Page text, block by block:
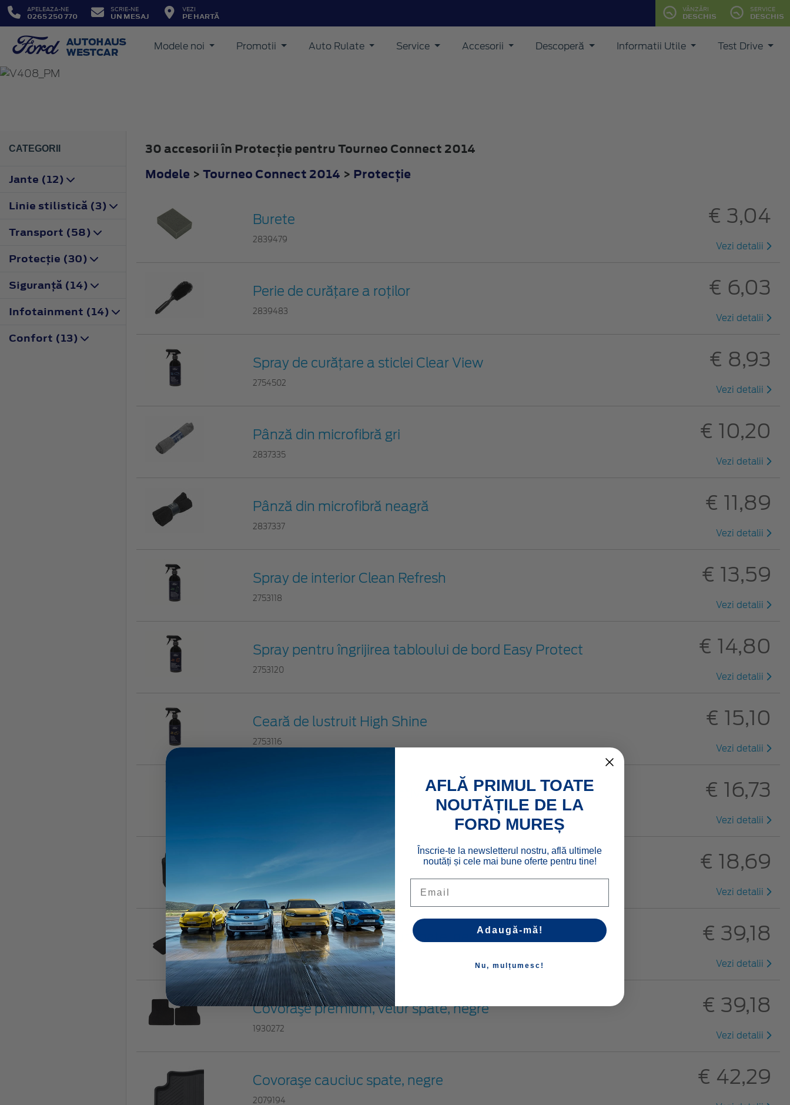
APELEAZA-NE
0265 250 770
SCRIE-NE
UN MESAJ
VEZI
PE HARTĂ
VÂNZĂRI
DESCHIS
SERVICE
DESCHIS
Modele noi Promotii Auto Rulate Service Accesorii Descoperă Informatii Utile Test Drive
TOURNEO CONNECT
CATEGORII
Jante (12)
Linie stilistică (3)
Transport (58)
Protecţie (30)
Siguranţă (14)
Infotainment (14)
Confort (13)
30 accesorii în Protecţie pentru Tourneo Connect 2014
Modele > Tourneo Connect 2014 > Protecţie
Burete
2839479
€ 3,04
Vezi detalii
Perie de curățare a roților
2839483
€ 6,03
Vezi detalii
Spray de curățare a sticlei Clear View
2754502
€ 8,93
Vezi detalii
Pânză din microfibră gri
2837335
€ 10,20
Vezi detalii
Pânză din microfibră neagră
2837337
€ 11,89
Vezi detalii
Spray de interior Clean Refresh
2753118
€ 13,59
Vezi detalii
Spray pentru îngrijirea tabloului de bord Easy Protect
2753120
€ 14,80
Vezi detalii
Ceară de lustruit High Shine
2753116
€ 15,10
Vezi detalii
Detergent pentru roți Active Colour € 16,73
Vezi detalii
Geantă pentru kit Ford € 18,69
Vezi detalii
Covoraşe premium, velur spate, negre
1930271
€ 39,18
Vezi detalii
Covoraşe premium, velur spate, negre
1930272
€ 39,18
Vezi detalii
Covoraşe cauciuc spate, negre
2079194
€ 42,29
AFLĂ PRIMUL TOATE
NOUTĂȚILE DE LA
FORD MUREȘ
Înscrie-te la newsletterul nostru, află ultimele
noutăți și cele mai bune oferte pentru tine!
Adaugă-mă!
Nu, mulțumesc!